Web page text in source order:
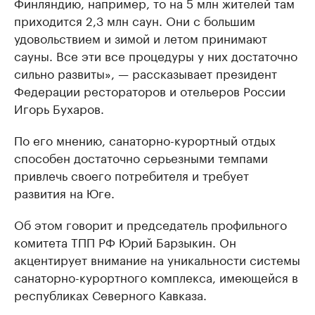
приходится 2,3 млн саун. Они с большим
удовольствием и зимой и летом принимают
сауны. Все эти все процедуры у них достаточно
сильно развиты», — рассказывает президент
Федерации рестораторов и отельеров России
Игорь Бухаров.
По его мнению, санаторно-курортный отдых
способен достаточно серьезными темпами
привлечь своего потребителя и требует
развития на Юге.
Об этом говорит и председатель профильного
комитета ТПП РФ Юрий Барзыкин. Он
акцентирует внимание на уникальности системы
санаторно-курортного комплекса, имеющейся в
республиках Северного Кавказа.